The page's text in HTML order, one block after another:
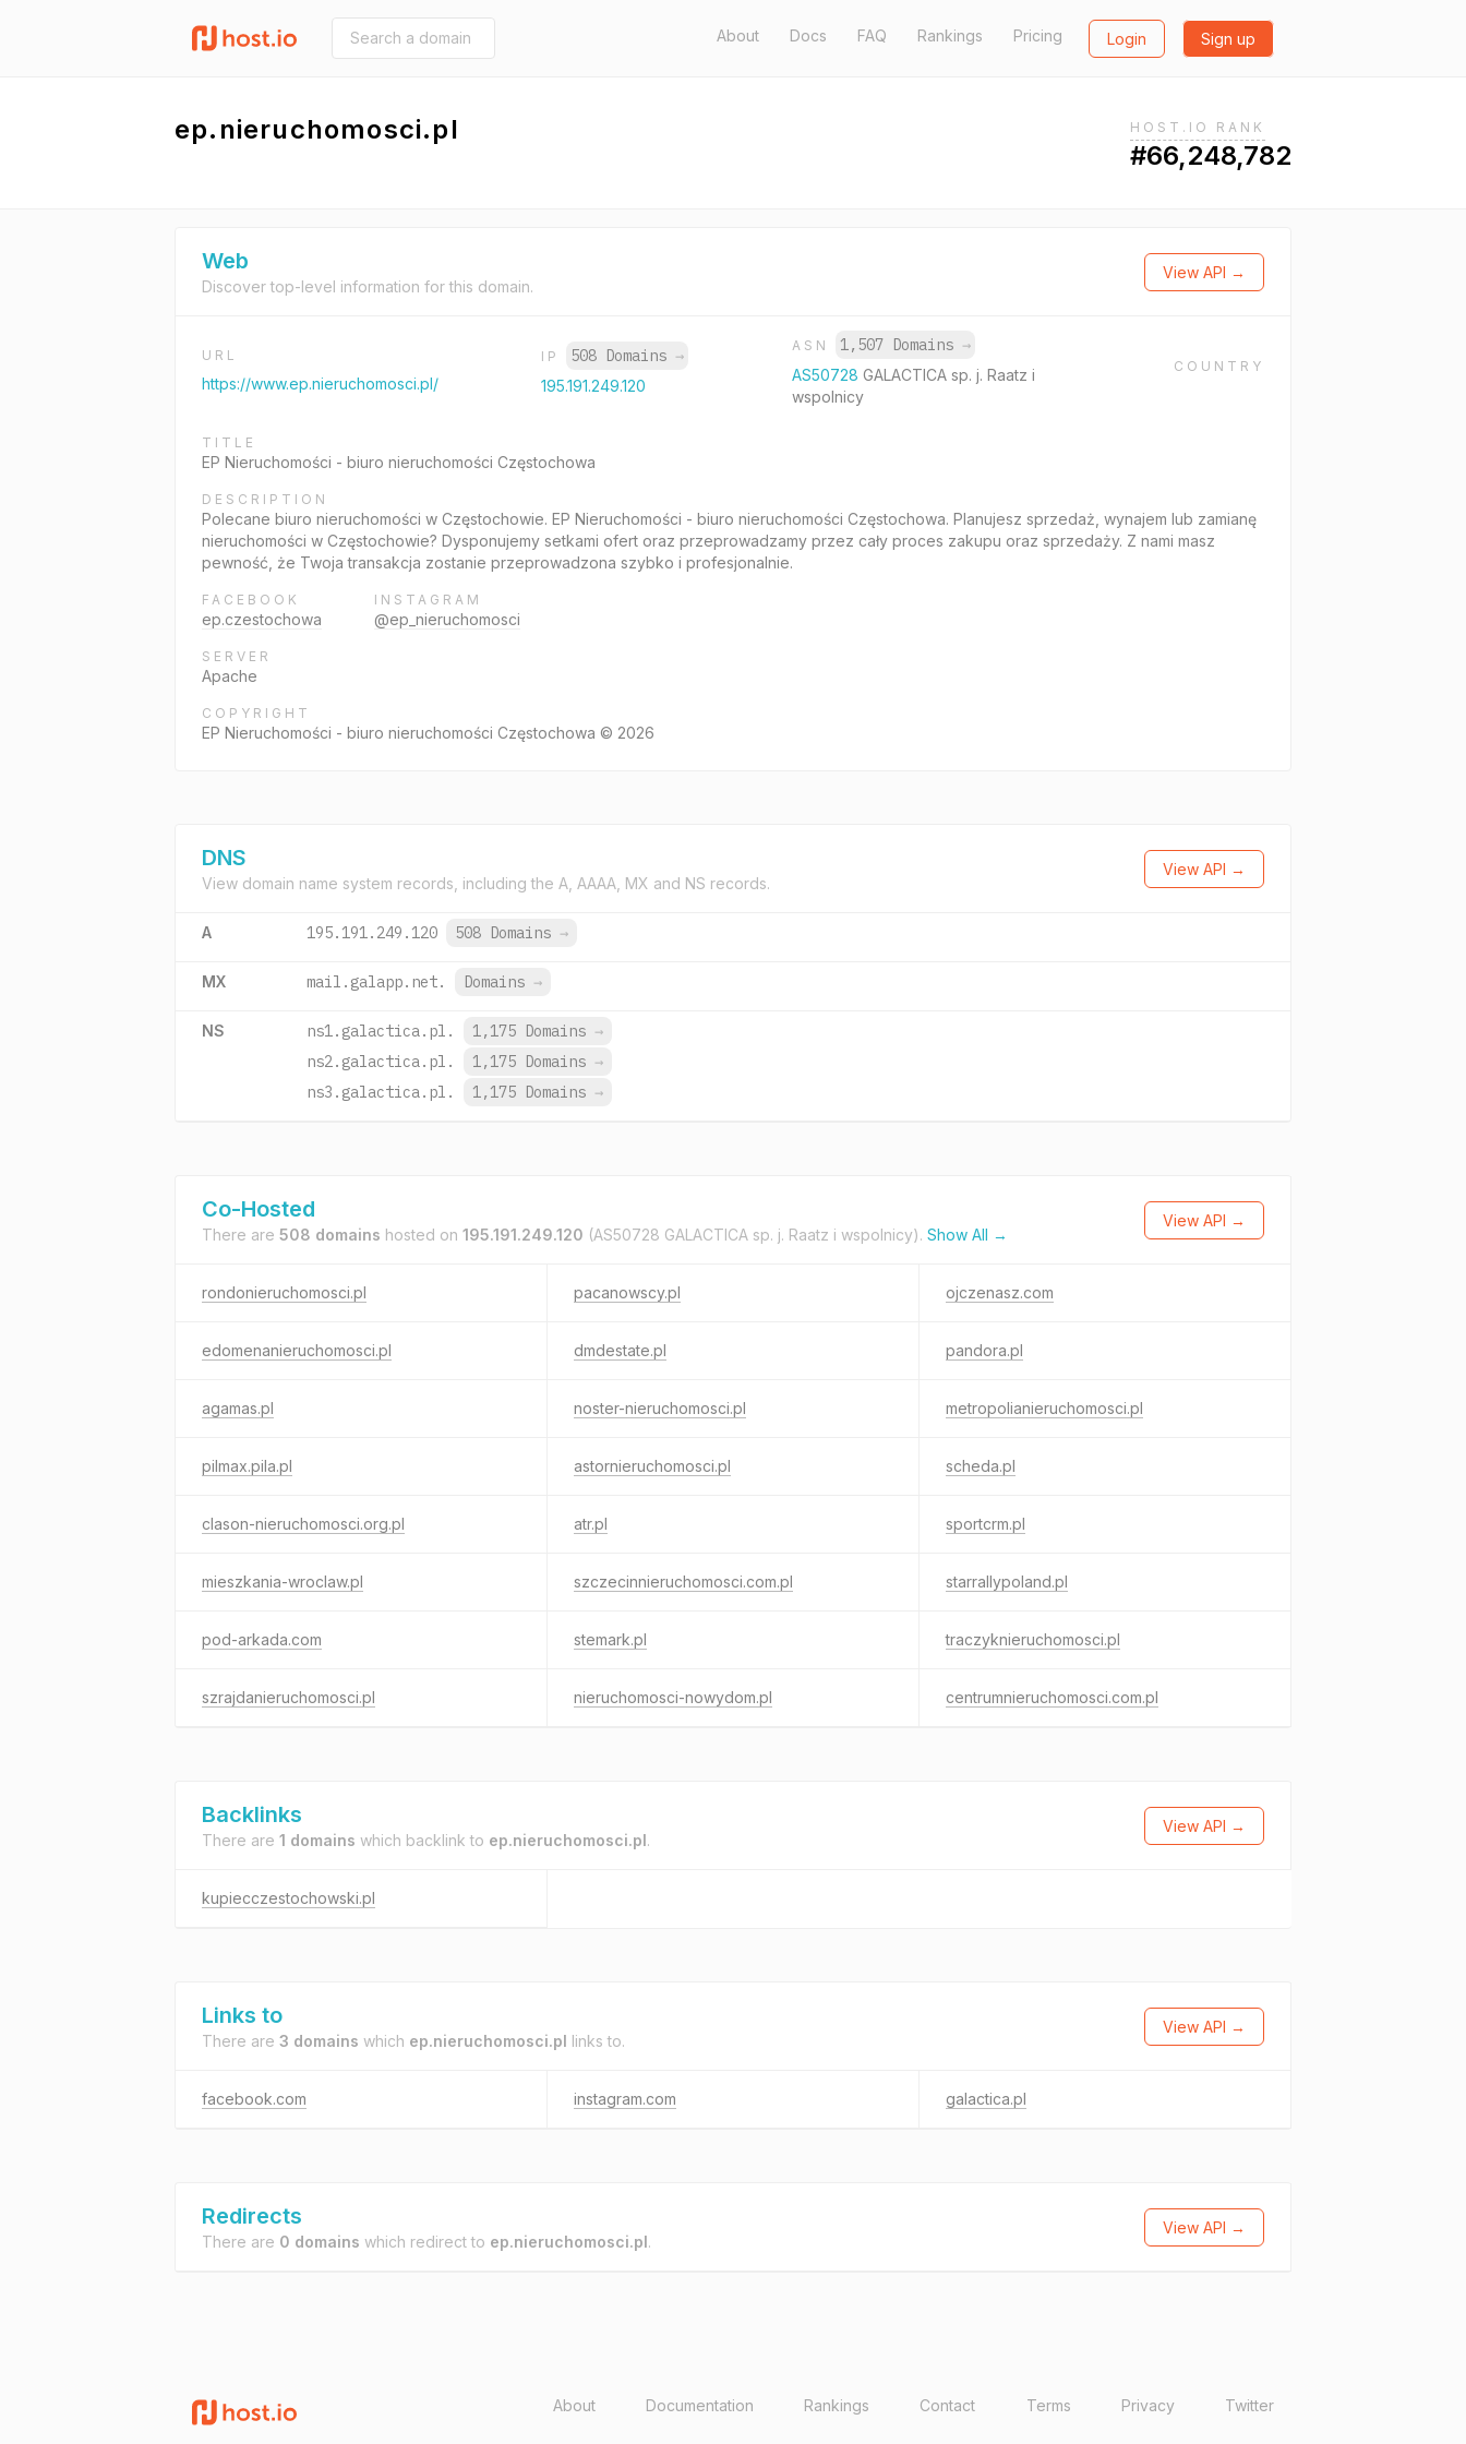
About Docs FAQ Rankings Pricing Login Sign up
ep.nieruchomosci.pl HOST.IO RANK
#66,248,782
Web
Discover top-level information for this domain.
View API →
URL
https://www.ep.nieruchomosci.pl/
IP 508 Domains →
195.191.249.120
ASN 1,507 Domains →
AS50728 GALACTICA sp. j. Raatz i
wspolnicy
COUNTRY
TITLE
EP Nieruchomości - biuro nieruchomości Częstochowa
DESCRIPTION
Polecane biuro nieruchomości w Częstochowie. EP Nieruchomości - biuro nieruchomości Częstochowa. Planujesz sprzedaż, wynajem lub zamianę
nieruchomości w Częstochowie? Dysponujemy setkami ofert oraz przeprowadzamy przez cały proces zakupu oraz sprzedaży. Z nami masz
pewność, że Twoja transakcja zostanie przeprowadzona szybko i profesjonalnie.
FACEBOOK
ep.czestochowa
INSTAGRAM
@ep_nieruchomosci
SERVER
Apache
COPYRIGHT
EP Nieruchomości - biuro nieruchomości Częstochowa © 2026
DNS
View domain name system records, including the A, AAAA, MX and NS records.
View API →
A 195.191.249.120 508 Domains →
MX mail.galapp.net. Domains →
NS ns1.galactica.pl. 1,175 Domains →
ns2.galactica.pl.
1,175 Domains →
ns3.galactica.pl.
1,175 Domains →
Co-Hosted
There are 508 domains hosted on 195.191.249.120 (AS50728 GALACTICA sp. j. Raatz i wspolnicy). Show All →
View API →
rondonieruchomosci.pl pacanowscy.pl ojczenasz.com
edomenanieruchomosci.pl dmdestate.pl pandora.pl
agamas.pl noster-nieruchomosci.pl metropolianieruchomosci.pl
pilmax.pila.pl astornieruchomosci.pl scheda.pl
clason-nieruchomosci.org.pl atr.pl sportcrm.pl
mieszkania-wroclaw.pl szczecinnieruchomosci.com.pl starrallypoland.pl
pod-arkada.com stemark.pl traczyknieruchomosci.pl
szrajdanieruchomosci.pl nieruchomosci-nowydom.pl centrumnieruchomosci.com.pl
Backlinks
There are 1 domains which backlink to ep.nieruchomosci.pl.
View API →
kupiecczestochowski.pl
Links to
There are 3 domains which ep.nieruchomosci.pl links to.
View API →
facebook.com instagram.com galactica.pl
Redirects
There are 0 domains which redirect to ep.nieruchomosci.pl.
View API →
About Documentation Rankings Contact Terms Privacy Twitter